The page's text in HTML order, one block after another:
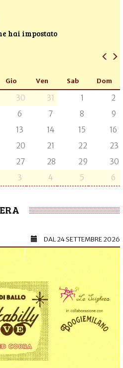
hai impostato
Gio Ven Sab Dom
30 31 1
2
6 7 8
9
13 14 15
16
20 21 22
23
27 28 29
30
3 4 5 6
DAL24 SETTEMBRE 2026